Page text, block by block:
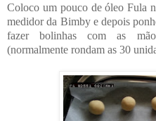
Coloco um pouco de óleo Fula
medidor da Bimby edepois
fazer bolinhas com as
(normalmente rondam as 30